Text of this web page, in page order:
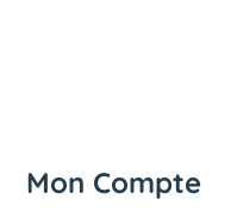
Mon Compte